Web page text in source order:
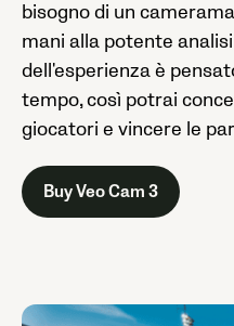
bisogno di un
mani alla potente
dell'esperienza è
tempo, così potrai
giocatori e vincere le
Buy Veo Cam 3